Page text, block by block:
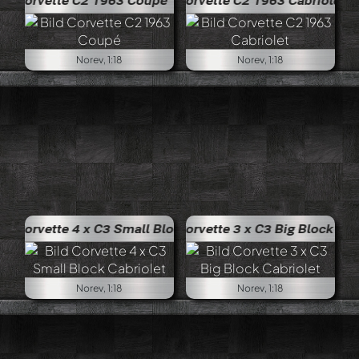
Norev, 1:18 Norev, 1:18
C3 Small Block Cabriolet
Norev, 1:18
Corvette 3 x C3 Big Block Cabriolet
Norev, 1:18